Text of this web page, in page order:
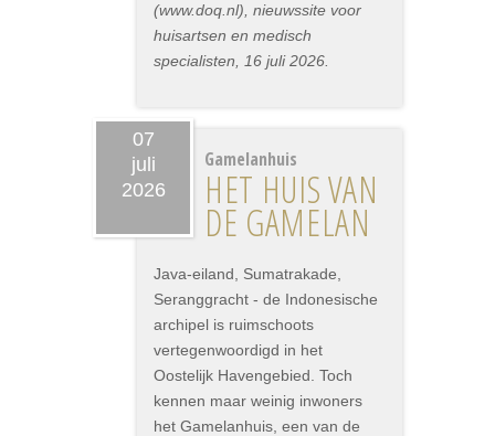
(www.doq.nl), nieuwssite voor
huisartsen en medisch
specialisten, 16 juli 2026.
07
juli
2026
Gamelanhuis
HET HUIS VAN
DE GAMELAN
Java-eiland, Sumatrakade,
Seranggracht - de Indonesische
archipel is ruimschoots
vertegenwoordigd in het
Oostelijk Havengebied. Toch
kennen maar weinig inwoners
het Gamelanhuis, een van de